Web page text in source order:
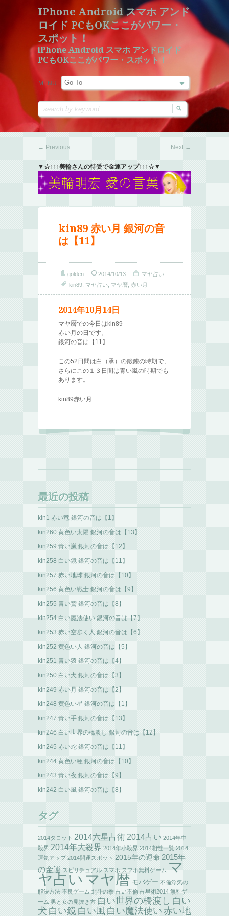
IPhone Android スマホ アンド
ロイド PCもOKここがパワー・
スポット！
iPhone Android スマホ アンドロイド
PCもOKここがパワー・スポット！
MENU:
← Previous Next →
▼☆↑↑↑美輪さんの待受で金運アップ↑↑↑☆▼
kin89 赤い月 銀河の音
は【11】
golden 2014/10/13
マヤ占い
kin89 マヤ占い マヤ暦 赤い月
2014年10月14日
マヤ暦での今日はkin89
赤い月の日です。
銀河の音は【11】
この52日間は白（承）の鍛錬の時期で、
さらにこの１３日間は青い嵐の時期でも
あります。
kin89赤い月
最近の投稿
kin1 赤い竜 銀河の音は【1】
kin260 黄色い太陽 銀河の音は【13】
kin259 青い嵐 銀河の音は【12】
kin258 白い鏡 銀河の音は【11】
kin257 赤い地球 銀河の音は【10】
kin256 黄色い戦士 銀河の音は【9】
kin255 青い鷲 銀河の音は【8】
kin254 白い魔法使い 銀河の音は【7】
kin253 赤い空歩く人 銀河の音は【6】
kin252 黄色い人 銀河の音は【5】
kin251 青い猿 銀河の音は【4】
kin250 白い犬 銀河の音は【3】
kin249 赤い月 銀河の音は【2】
kin248 黄色い星 銀河の音は【1】
kin247 青い手 銀河の音は【13】
kin246 白い世界の橋渡し 銀河の音は【12】
kin245 赤い蛇 銀河の音は【11】
kin244 黄色い種 銀河の音は【10】
kin243 青い夜 銀河の音は【9】
kin242 白い風 銀河の音は【8】
タグ
2014タロット 2014六星占術 2014占い 2014年中
殺界 2014年大殺界 2014年小殺界 2014相性一覧 2014
運気アップ 2014開運スポット 2015年の運命 2015年
の金運 スピリチュアル スマホ スマホ無料ゲーム マ
ヤ占い マヤ暦 モバゲー 不倫浮気の
解決方法 不良ゲーム 北斗の拳 占い不倫 占星術2014 無料ゲ
ーム 男と女の見抜き方 白い世界の橋渡し 白い
犬 白い鏡 白い風 白い魔法使い 赤い地